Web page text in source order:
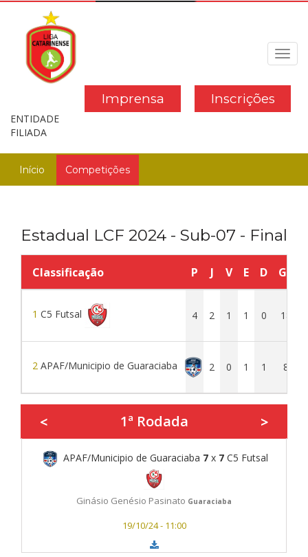
Inscrições
Imprensa
ENTIDADE
FILIADA
Início Competições
Estadual LCF 2024 - Sub-07 - Final
Classificação P J V E D GP
1 C5 Futsal 4 2 1 1 0 18
2 APAF/Municipio de Guaraciaba 1 2 0 1 1 8
< 1ª Rodada >
APAF/Municipio de Guaraciaba 7 x 7 C5 Futsal
Ginásio Genésio Pasinato Guaraciaba
19/10/24 - 11:00